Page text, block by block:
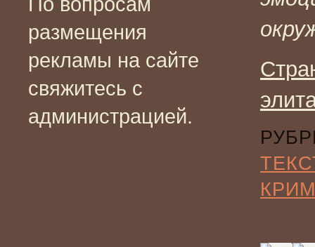
размещения
рекламы на сайте
свяжитесь с
администрацией.